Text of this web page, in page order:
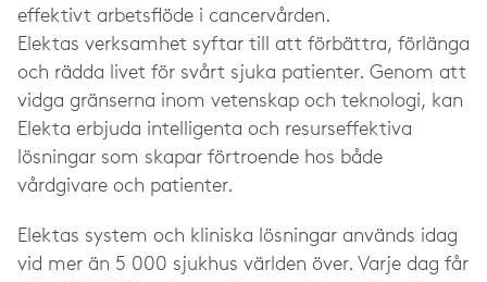
effektivt arbetsflöde i cancervården.
Elektas verksamhet syftar till att förbättra, förlänga
och rädda livet för svårt sjuka patienter. Genom att
vidga gränserna inom vetenskap och teknologi, kan
Elekta erbjuda intelligenta och resurseffektiva
lösningar som skapar förtroende hos både
vårdgivare och patienter.
Elektas system och kliniska lösningar används idag
vid mer än 5 000 sjukhus världen över. Varje dag får